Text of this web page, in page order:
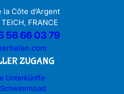
la Côte d’Argent
FRANCE
56 66 03 79
ZUGANG
Unterkünfte